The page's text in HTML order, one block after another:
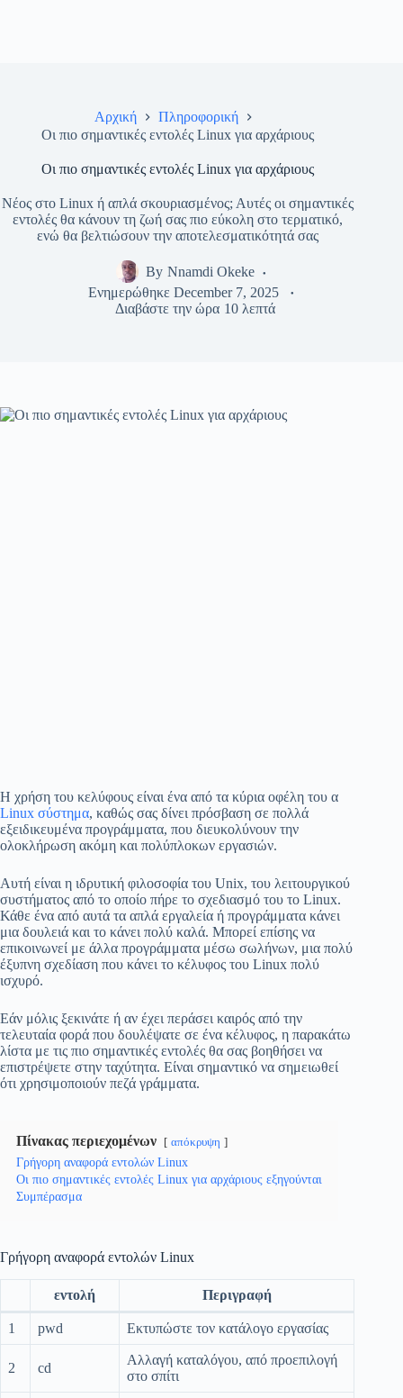
Αρχική
Πληροφορική
Οι πιο σημαντικές εντολές Linux για αρχάριους
Οι πιο σημαντικές εντολές Linux για αρχάριους
Νέος στο Linux ή απλά σκουριασμένος; Αυτές οι σημαντικές
εντολές θα κάνουν τη ζωή σας πιο εύκολη στο τερματικό,
ενώ θα βελτιώσουν την αποτελεσματικότητά σας
By Nnamdi Okeke
Ενημερώθηκε December 7, 2025
Διαβάστε την ώρα 10 λεπτά
Η χρήση του κελύφους είναι ένα από τα κύρια οφέλη του α
Linux σύστημα, καθώς σας δίνει πρόσβαση σε πολλά
εξειδικευμένα προγράμματα, που διευκολύνουν την
ολοκλήρωση ακόμη και πολύπλοκων εργασιών.
Αυτή είναι η ιδρυτική φιλοσοφία του Unix, του λειτουργικού
συστήματος από το οποίο πήρε το σχεδιασμό του το Linux.
Κάθε ένα από αυτά τα απλά εργαλεία ή προγράμματα κάνει
μια δουλειά και το κάνει πολύ καλά. Μπορεί επίσης να
επικοινωνεί με άλλα προγράμματα μέσω σωλήνων, μια πολύ
έξυπνη σχεδίαση που κάνει το κέλυφος του Linux πολύ
ισχυρό.
Εάν μόλις ξεκινάτε ή αν έχει περάσει καιρός από την
τελευταία φορά που δουλέψατε σε ένα κέλυφος, η παρακάτω
λίστα με τις πιο σημαντικές εντολές θα σας βοηθήσει να
επιστρέψετε στην ταχύτητα. Είναι σημαντικό να σημειωθεί
ότι χρησιμοποιούν πεζά γράμματα.
Πίνακας περιεχομένων απόκρυψη
Γρήγορη αναφορά εντολών Linux
Οι πιο σημαντικές εντολές Linux για αρχάριους εξηγούνται
Συμπέρασμα
Γρήγορη αναφορά εντολών Linux
εντολή Περιγραφή
1 pwd Εκτυπώστε τον κατάλογο εργασίας
2 cd
Αλλαγή καταλόγου, από προεπιλογή
στο σπίτι